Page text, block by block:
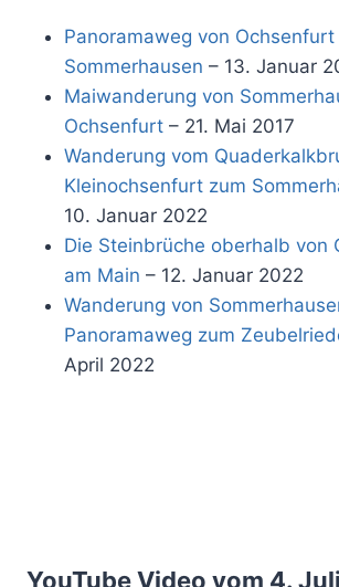
Panoramaweg von Ochsenfurt
Sommerhausen – 13. Januar
Maiwanderung von
Ochsenfurt – 21. Mai 2017
Wanderung vom
Kleinochsenfurt zum
10. Januar 2022
Die Steinbrüche oberhalb von
am Main – 12. Januar 2022
Wanderung von
Panoramaweg zum
April 2022
YouTube Video vom 4.